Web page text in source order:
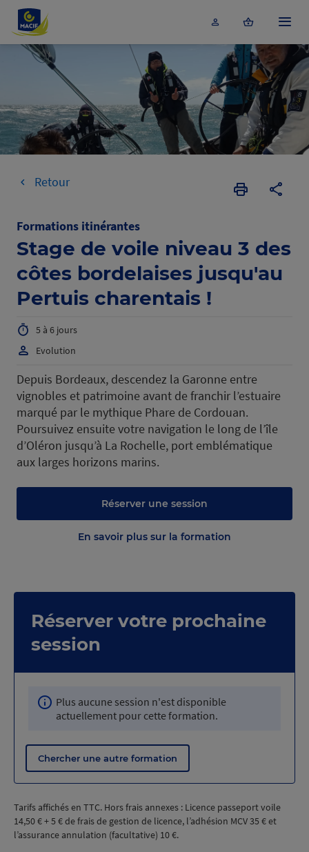
Accéder au contenu principal
Menu
Retour
ImprimerCopier
Stage de voile niveau 3 des
côtes bordelaises jusqu'au
Pertuis charentais !
Formations itinérantes
5 à 6 jours
Evolution
Depuis Bordeaux, descendez la Garonne entre
vignobles et patrimoine avant de franchir l’estuaire
marqué par le mythique Phare de Cordouan.
Poursuivez ensuite votre navigation le long de l’île
d’Oléron jusqu’à La Rochelle, port emblématique
aux larges horizons marins.
Réserver une session
En savoir plus sur la formation
Réserver votre prochaine
session
Plus aucune session n'est disponible
actuellement pour cette formation.
Chercher une autre formation
Tarifs affichés en TTC. Hors frais annexes : Licence passeport voile
14,50€+5 €de frais de gestion de licence, l’adhésion MCV35 €et
l’assurance annulation (facultative) 10€.